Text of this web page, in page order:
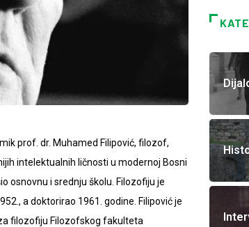
prof. dr. Muhamed Filipović, filozof,
intelektualnih ličnosti u modernoj Bosni
osnovnu i srednju školu. Filozofiju je
a doktorirao 1961. godine. Filipović je
filozofiju Filozofskog fakulteta